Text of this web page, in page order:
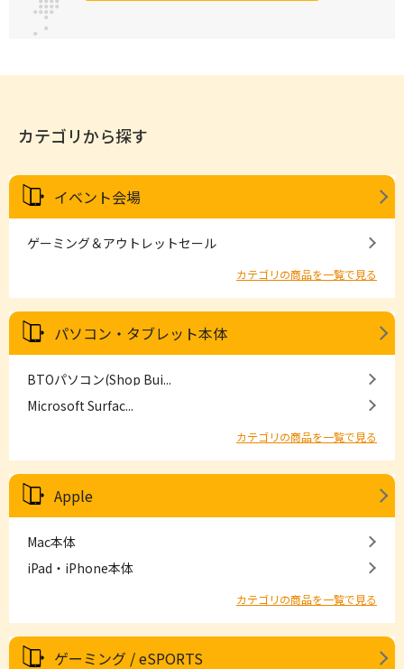
カテゴリから探す
イベント会場
ゲーミング＆アウトレットセール
カテゴリの商品を一覧で見る
パソコン・タブレット本体
BTOパソコン(Shop Bui...
Microsoft Surfac...
カテゴリの商品を一覧で見る
Apple
Mac本体
iPad・iPhone本体
カテゴリの商品を一覧で見る
ゲーミング / eSPORTS